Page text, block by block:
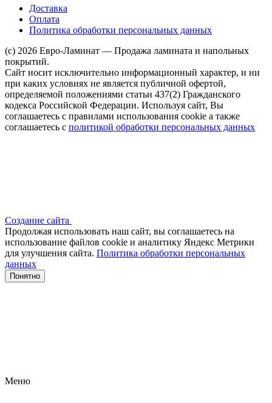
Доставка
Оплата
Политика обработки персональных данных
(c) 2026 Евро-Ламинат — Продажа ламината и напольных
покрытий.
Сайт носит исключительно информационный характер, и ни
при каких условиях не является публичной офертой,
определяемой положениями статьи 437(2) Гражданского
кодекса Российской Федерации. Используя сайт, Вы
соглашаетесь с правилами использования cookie а также
соглашаетесь с политикой обработки персональных данных
Создание сайта
Продолжая использовать наш сайт, вы соглашаетесь на
использование файлов сооkіе и аналитику Яндекс Метрики
для улучшения сайта. Политика обработки персональных
данных
Понятно
Меню